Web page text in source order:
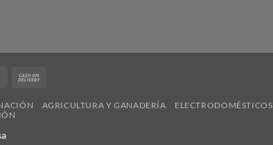
MasterCard
Delivery
AGRICULTURA Y GANADERÍA ELECTRODOMÉSTICOS